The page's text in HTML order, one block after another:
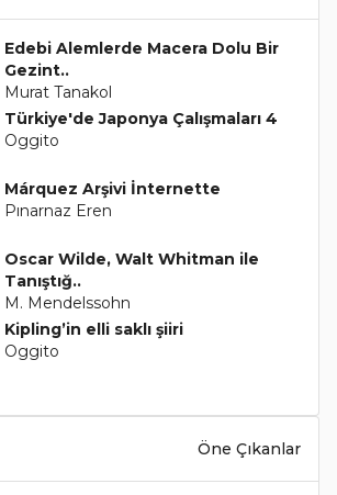
Edebi Alemlerde Macera Dolu Bir
Gezint..
Murat Tanakol
Türkiye'de Japonya Çalışmaları 4
Oggito
Márquez Arşivi İnternette
Pınarnaz Eren
Oscar Wilde, Walt Whitman ile
Tanıştığ..
M. Mendelssohn
Kipling’in elli saklı şiiri
Oggito
Öne Çıkanlar